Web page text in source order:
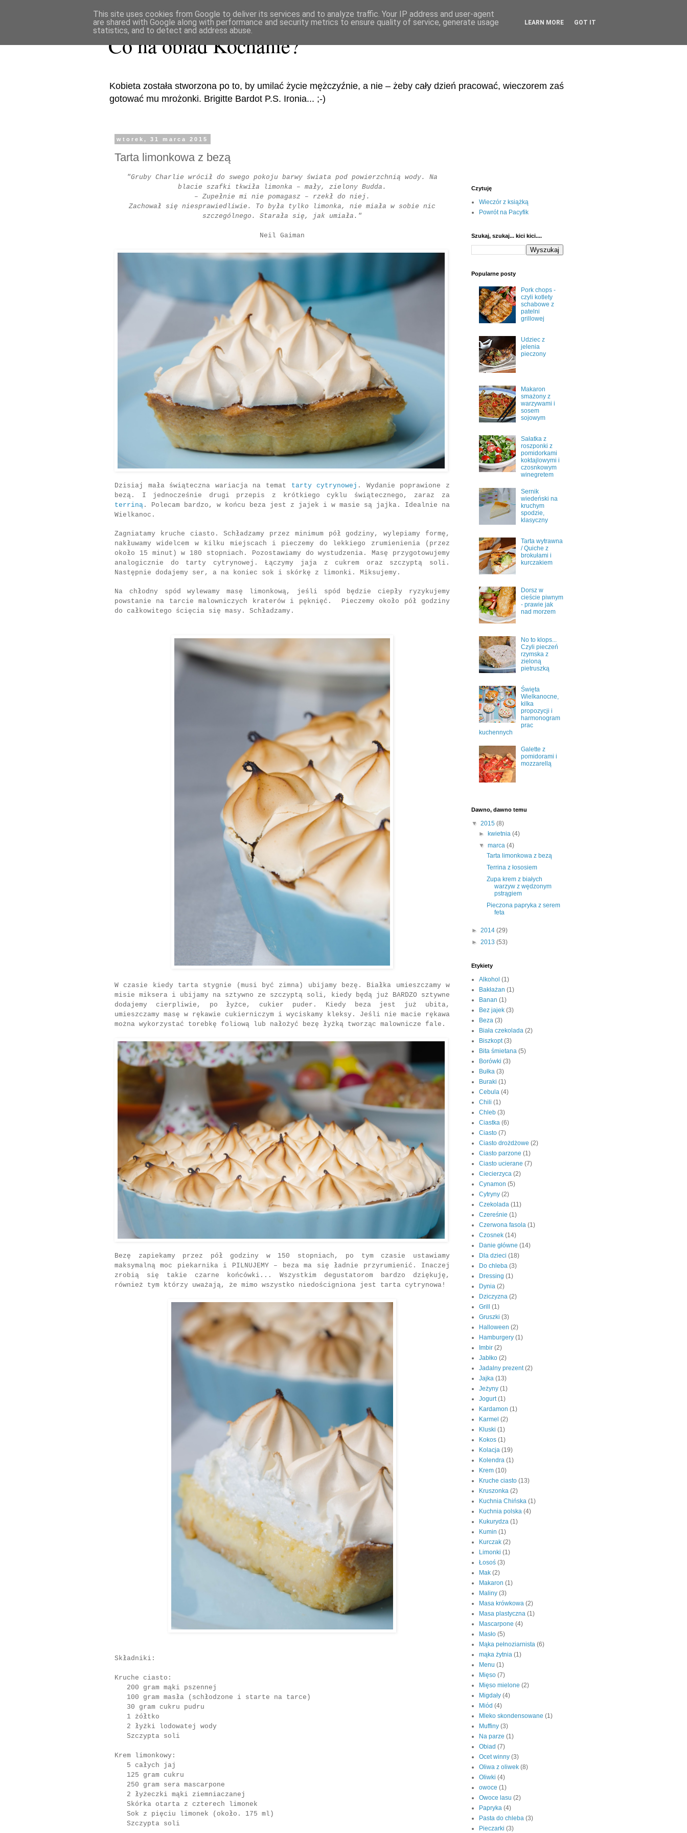
Co na obiad Kochanie?
Kobieta została stworzona po to, by umilać życie mężczyźnie, a nie – żeby cały dzień pracować, wieczorem zaś
gotować mu mrożonki. Brigitte Bardot P.S. Ironia... ;-)
wtorek, 31 marca 2015
Tarta limonkowa z bezą
"Gruby Charlie wrócił do swego pokoju barwy świata pod powierzchnią wody. Na
blacie szafki tkwiła limonka – mały, zielony Budda.
– Zupełnie mi nie pomagasz – rzekł do niej.
Zachował się niesprawiedliwie. To była tylko limonka, nie miała w sobie nic
szczególnego. Starała się, jak umiała."
Neil Gaiman
Dzisiaj mała świąteczna wariacja na temat tarty cytrynowej . Wydanie poprawione z
bezą. I jednocześnie drugi przepis z krótkiego cyklu świątecznego, zaraz za
terriną . Polecam bardzo, w końcu beza jest z jajek i w masie są jajka. Idealnie na
Wielkanoc.
Zagniatamy kruche ciasto. Schładzamy przez minimum pół godziny, wylepiamy formę,
nakłuwamy widelcem w kilku miejscach i pieczemy do lekkiego zrumienienia (przez
około 15 minut) w 180 stopniach. Pozostawiamy do wystudzenia. Masę przygotowujemy
analogicznie do tarty cytrynowej. Łączymy jaja z cukrem oraz szczyptą soli.
Następnie dodajemy ser, a na koniec sok i skórkę z limonki. Miksujemy.
Na chłodny spód wylewamy masę limonkową, jeśli spód będzie ciepły ryzykujemy
powstanie na tarcie malowniczych kraterów i pęknięć. Pieczemy około pół godziny
do całkowitego ścięcia się masy. Schładzamy.
W czasie kiedy tarta stygnie (musi być zimna) ubijamy bezę. Białka umieszczamy w
misie miksera i ubijamy na sztywno ze szczyptą soli, kiedy będą już BARDZO sztywne
dodajemy cierpliwie, po łyżce, cukier puder. Kiedy beza jest już ubita,
umieszczamy masę w rękawie cukierniczym i wyciskamy kleksy. Jeśli nie macie rękawa
można wykorzystać torebkę foliową lub nałożyć bezę łyżką tworząc malownicze fale.
Bezę zapiekamy przez pół godziny w 150 stopniach, po tym czasie ustawiamy
maksymalną moc piekarnika i PILNUJEMY – beza ma się ładnie przyrumienić. Inaczej
zrobią się takie czarne końcówki... Wszystkim degustatorom bardzo dziękuję,
również tym którzy uważają, że mimo wszystko niedościgniona jest tarta cytrynowa!
Składniki:
Kruche ciasto:
200 gram mąki pszennej
100 gram masła (schłodzone i starte na tarce)
30 gram cukru pudru
1 żółtko
2 łyżki lodowatej wody
Szczypta soli
Krem limonkowy:
5 całych jaj
125 gram cukru
250 gram sera mascarpone
2 łyżeczki mąki ziemniaczanej
Skórka otarta z czterech limonek
Sok z pięciu limonek (około. 175 ml)
Szczypta soli
Czytuję
Wieczór z książką
Powrót na Pacyfik
Szukaj, szukaj... kici kici....
Popularne posty
Pork chops -
czyli kotlety
schabowe z
patelni
grillowej
Udziec z
jelenia
pieczony
Makaron
smażony z
warzywami i
sosem
sojowym
Sałatka z
roszponki z
pomidorkami
koktajlowymi i
czosnkowym
winegretem
Sernik
wiedeński na
kruchym
spodzie,
klasyczny
Tarta wytrawna
/ Quiche z
brokułami i
kurczakiem
Dorsz w
cieście piwnym
- prawie jak
nad morzem
No to klops...
Czyli pieczeń
rzymska z
zieloną
pietruszką
Święta
Wielkanocne,
kilka
propozycji i
harmonogram
prac
kuchennych
Galette z
pomidorami i
mozzarellą
Dawno, dawno temu
▼ 2015 (8)
►kwietnia(4)
▼marca(4)
Tarta limonkowa z bezą
Terrina z łososiem
Zupa krem z białych
warzyw z wędzonym
pstrągiem
Pieczona papryka z serem
feta
► 2014 (29)
► 2013 (53)
Etykiety
Alkohol (1)
Bakłażan (1)
Banan (1)
Bez jajek (3)
Beza (3)
Biała czekolada (2)
Biszkopt (3)
Bita śmietana (5)
Borówki (3)
Bułka (3)
Buraki (1)
Cebula (4)
Chili (1)
Chleb (3)
Ciastka (6)
Ciasto (7)
Ciasto drożdżowe (2)
Ciasto parzone (1)
Ciasto ucierane (7)
Ciecierzyca (2)
Cynamon (5)
Cytryny (2)
Czekolada (11)
Czereśnie (1)
Czerwona fasola (1)
Czosnek (14)
Danie główne (14)
Dla dzieci (18)
Do chleba (3)
Dressing (1)
Dynia (2)
Dziczyzna (2)
Grill (1)
Gruszki (3)
Halloween (2)
Hamburgery (1)
Imbir (2)
Jabłko (2)
Jadalny prezent (2)
Jajka (13)
Jeżyny (1)
Jogurt (1)
Kardamon (1)
Karmel (2)
Kluski (1)
Kokos (1)
Kolacja (19)
Kolendra (1)
Krem (10)
Kruche ciasto (13)
Kruszonka (2)
Kuchnia Chińska (1)
Kuchnia polska (4)
Kukurydza (1)
Kumin (1)
Kurczak (2)
Limonki (1)
Łosoś (3)
Mak (2)
Makaron (1)
Maliny (3)
Masa krówkowa (2)
Masa plastyczna (1)
Mascarpone (4)
Masło (5)
Mąka pełnoziarnista (6)
mąka żytnia (1)
Menu (1)
Mięso (7)
Mięso mielone (2)
Migdały (4)
Miód (4)
Mleko skondensowane (1)
Muffiny (3)
Na parze (1)
Obiad (7)
Ocet winny (3)
Oliwa z oliwek (8)
Oliwki (4)
owoce (1)
Owoce lasu (2)
Papryka (4)
Pasta do chleba (3)
Pieczarki (3)
This site uses cookies from Google to deliver its services and to analyze traffic. Your IP address and user-agent
are shared with Google along with performance and security metrics to ensure quality of service, generate usage
statistics, and to detect and address abuse.
LEARN MORE GOT IT